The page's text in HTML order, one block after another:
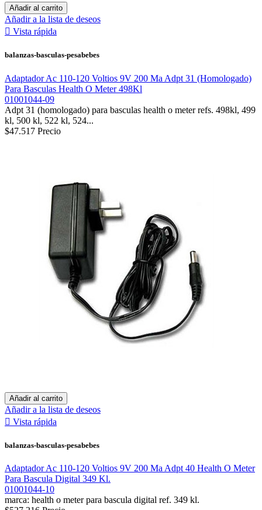
Añadir al carrito
Añadir a la lista de deseos
 Vista rápida
balanzas-basculas-pesabebes
Adaptador Ac 110-120 Voltios 9V 200 Ma Adpt 31 (Homologado)
Para Basculas Health O Meter 498Kl
01001044-09
Adpt 31 (homologado) para basculas health o meter refs. 498kl, 499
kl, 500 kl, 522 kl, 524...
$47.517 Precio
Añadir al carrito
Añadir a la lista de deseos
 Vista rápida
balanzas-basculas-pesabebes
Adaptador Ac 110-120 Voltios 9V 200 Ma Adpt 40 Health O Meter
Para Bascula Digital 349 Kl.
01001044-10
marca: health o meter para bascula digital ref. 349 kl.